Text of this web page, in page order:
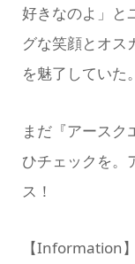
好きなのよ」と
グな笑顔とオス
を魅了していた。
まだ『アースク
ひチェックを。
ス！
【Information】